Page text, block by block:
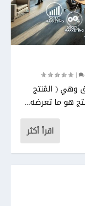
|
وهي ( المُنتج
هو ما تعرضه...
اقرأ أكثر